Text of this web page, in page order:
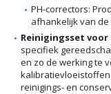
PH-correctors:
afhankelijk van
Reinigingsset voor
specifiek
en zo de werking te
kalibratievloeistoffen
reinigings- en